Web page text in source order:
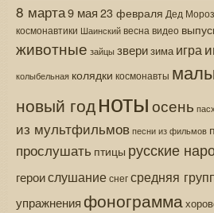
8 марта9 мая 23 февраля Дед Мороз
космонавтики Шаинскийвесна видео
животные зайцы зверизима игра
колыбельная колядки космонавты
новый годнотыосень
из мультфильмов песни из фильмов
прослушать птицы русские
героислушаниеснегсредняя
упражнения фонограмма